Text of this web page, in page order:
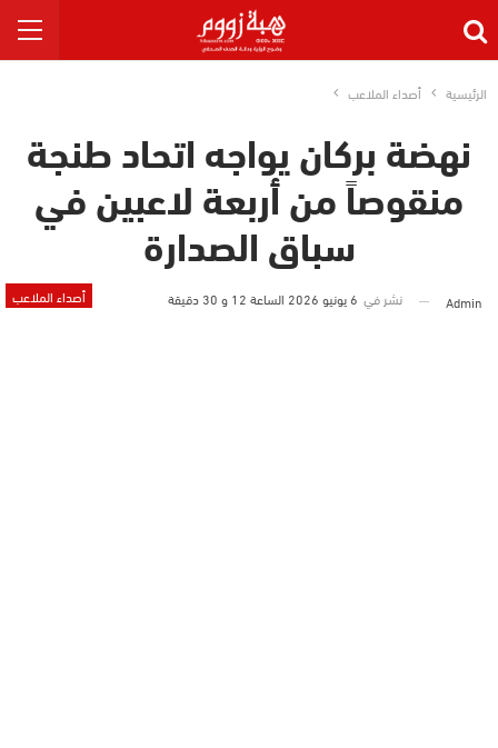
الرئيسية أصداء الملاعب
نهضة بركان يواجه اتحاد طنجة
منقوصاً من أربعة لاعبين في
سباق الصدارة
أصداء الملاعب Admin نشر في 6 يونيو 2026 الساعة 12 و 30 دقيقة